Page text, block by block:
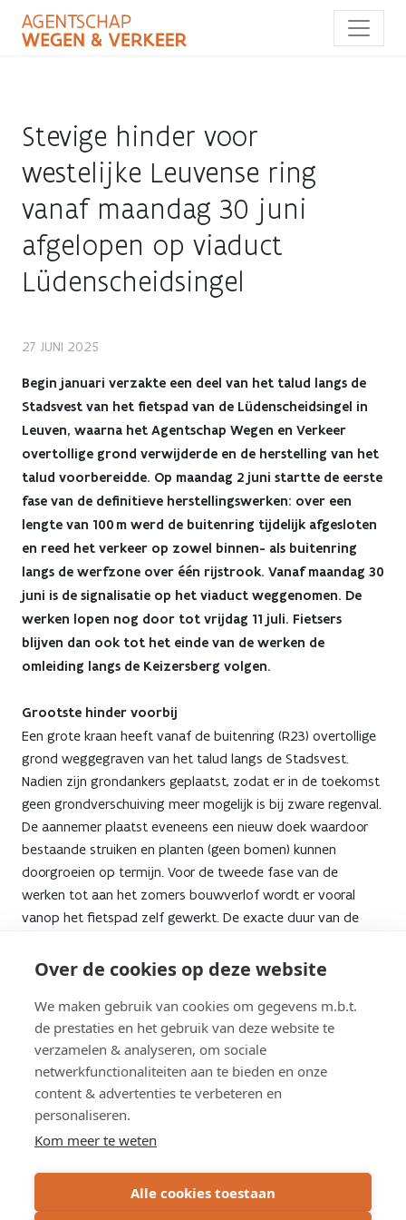
Over de cookies op deze website
We maken gebruik van cookies om gegevens m.b.t.
de prestaties en het gebruik van deze website te
verzamelen & analyseren, om sociale
netwerkfunctionaliteiten aan te bieden en onze
content & advertenties te verbeteren en
personaliseren.
Kom meer te weten
Alle cookies toestaan
naar
Stevige hinder voor
westelijke Leuvense ring
vanaf maandag 30 juni
afgelopen op viaduct
Lüdenscheidsingel
Stevige
hinder
voor
westelijke
Leuvense
ring
vanaf
maandag
30
juni
afgelopen
op
viaduct
Lüdenscheidsingel
27 JUNI 2025
Begin januari verzakte een deel van het talud langs de
Stadsvest van het fietspad van de Lüdenscheidsingel in
Leuven, waarna het Agentschap Wegen en Verkeer
overtollige grond verwijderde en de herstelling van het
talud voorbereidde. Op maandag 2 juni startte de eerste
fase van de definitieve herstellingswerken: over een
lengte van 100 m werd de buitenring tijdelijk afgesloten
en reed het verkeer op zowel binnen- als buitenring
langs de werfzone over één rijstrook. Vanaf maandag 30
juni is de signalisatie op het viaduct weggenomen. De
werken lopen nog door tot vrijdag 11 juli. Fietsers
blijven dan ook tot het einde van de werken de
omleiding langs de Keizersberg volgen.
Grootste hinder voorbij
Een grote kraan heeft vanaf de buitenring (R23) overtollige
grond weggegraven van het talud langs de Stadsvest.
Nadien zijn grondankers geplaatst, zodat er in de toekomst
geen grondverschuiving meer mogelijk is bij zware regenval.
De aannemer plaatst eveneens een nieuw doek waardoor
bestaande struiken en planten (geen bomen) kunnen
doorgroeien op termijn. Voor de tweede fase van de
werken tot aan het zomers bouwverlof wordt er vooral
vanop het fietspad zelf gewerkt. De exacte duur van de
de huidige planning kan het dubbelrichtingsfietspad op
vrijdag 11 juli opnieuw gebruikt worden.
Warme oproep aan fietsers
Blijf de omleiding gebruiken tijdens de werken: het fietspad
is sinds de verzakking volledig gesloten en het is gevaarlijk
om de signalisatie te verplaatsen en het
dubbelrichtingsfietspad te betreden. Volg de sportieve
fietsomleiding, respecteer de signalisatie en neem geen